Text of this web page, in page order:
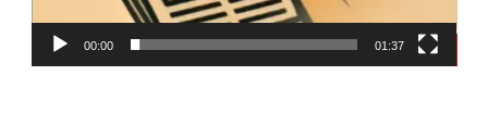
00:00 01:37